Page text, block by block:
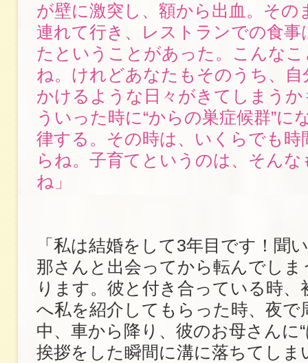
が壁に激突し、額から出血。その
連れて行き、レストランでの食事
たということがあった。こんな
ね。けれどあなたもそのうち、自
かけるような日々がきてしまう
ういった時に“からの巣症候群”に
律する。その時は、いくらでも時
らね。子育てというのは、そん
ね」
「私は結婚をして3年目です！聞
那さんと出会ってから転んでし
ります。彼と付き合っている時、
へ私を紹介してもらった時、夜で
中、車から降り、彼のお母さんに
挨拶をした瞬間に溝に落ちてしま